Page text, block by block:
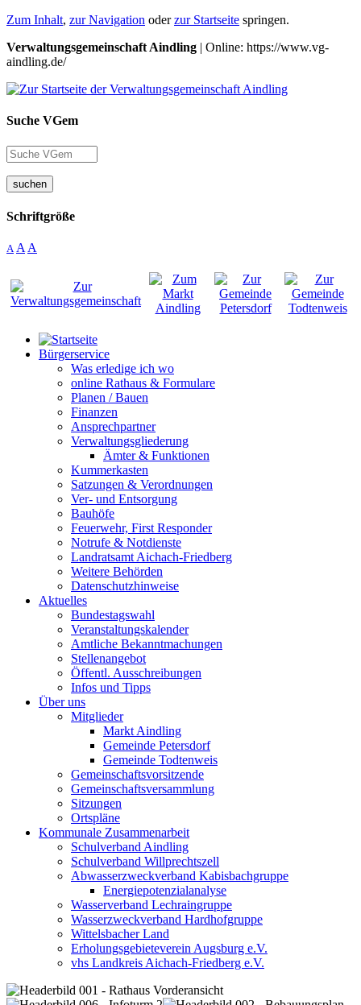
Zum Inhalt, zur Navigation oderzur Startseite springen.
Verwaltungsgemeinschaft Aindling | Online: https://www.vg-
aindling.de/
Suche VGem
suchen
Schriftgröße
A A A
Bürgerservice
Was erledige ich wo
online Rathaus & Formulare
Planen / Bauen
Finanzen
Ansprechpartner
Verwaltungsgliederung
Ämter & Funktionen
Kummerkasten
Satzungen & Verordnungen
Ver- und Entsorgung
Bauhöfe
Feuerwehr, First Responder
Notrufe & Notdienste
Landratsamt Aichach-Friedberg
Weitere Behörden
Datenschutzhinweise
Aktuelles
Bundestagswahl
Veranstaltungskalender
Amtliche Bekanntmachungen
Stellenangebot
Öffentl. Ausschreibungen
Infos und Tipps
Über uns
Mitglieder
Markt Aindling
Gemeinde Petersdorf
Gemeinde Todtenweis
Gemeinschaftsvorsitzende
Gemeinschaftsversammlung
Sitzungen
Ortspläne
Kommunale Zusammenarbeit
Schulverband Aindling
Schulverband Willprechtszell
Abwasserzweckverband Kabisbachgruppe
Energiepotenzialanalyse
Wasserverband Lechraingruppe
Wasserzweckverband Hardhofgruppe
Wittelsbacher Land
Erholungsgebieteverein Augsburg e.V.
vhs Landkreis Aichach-Friedberg e.V.